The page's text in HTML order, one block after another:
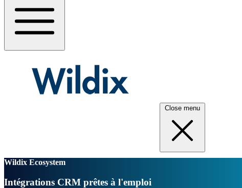
Close menu
Wildix Ecosystem
Intégrations CRM prêtes à l'emploi